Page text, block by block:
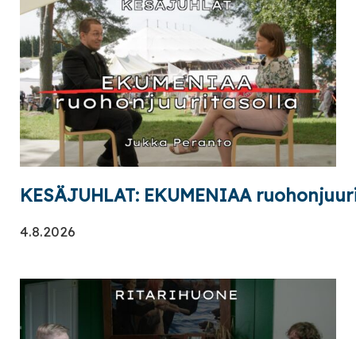
KESÄJUHLAT: EKUMENIAA
4.8.2026